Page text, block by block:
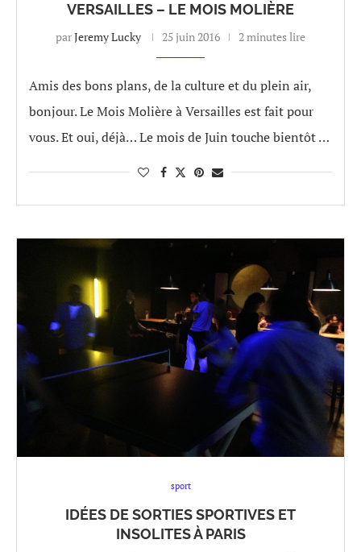
VERSAILLES – LE MOIS MOLIÈRE
parJeremy Lucky 25 juin 2016 2 minutes lire
Amis des bons plans, de la culture et du plein air,
bonjour. Le Mois Molière à Versailles est fait pour
vous. Et oui, déjà… Le mois de Juin touche bientôt …
sport
IDÉES DE SORTIES SPORTIVES ET
INSOLITES À PARIS